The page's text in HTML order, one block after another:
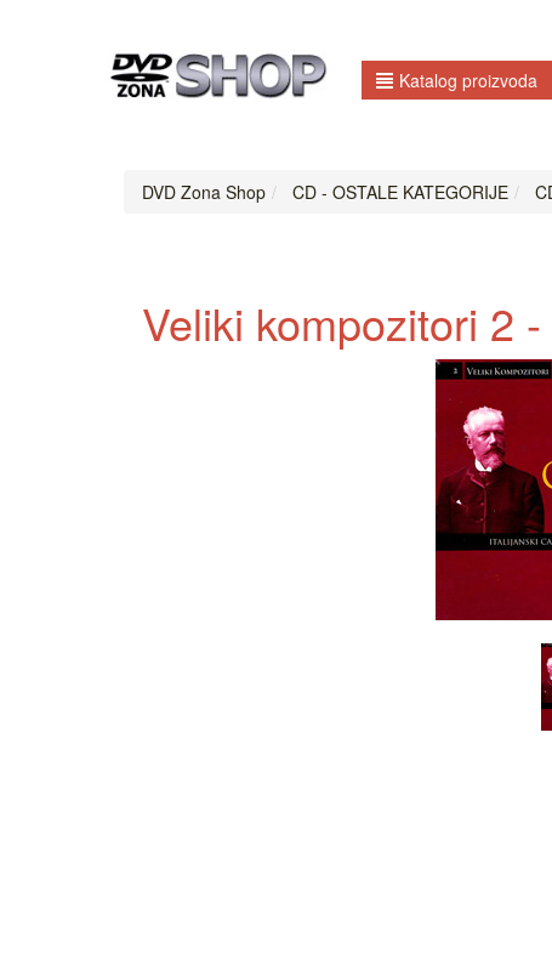
Katalog proizvoda
DVD Zona Shop CD - OSTALE KATEGORIJE
Veliki kompozitori 2